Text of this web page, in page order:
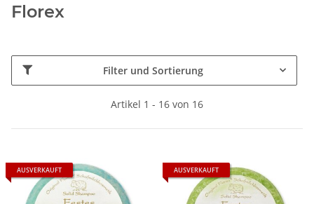
Florex
Filter und Sortierung
Artikel 1 - 16 von 16
AUSVERKAUFT AUSVERKAUFT